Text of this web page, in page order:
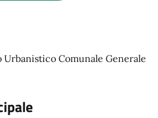
Comunale Generale